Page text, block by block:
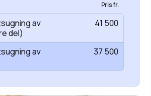
Pris fr.
av
del)
41 500
av
37 500